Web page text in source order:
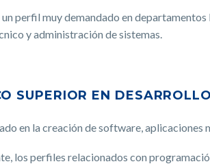
perfil muy demandado en
y administración de sistemas.
SUPERIOR EN
en la creación de software,
los perfiles relacionados con